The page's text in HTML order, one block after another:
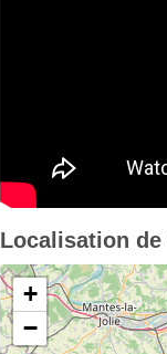
Localisation de
+
−